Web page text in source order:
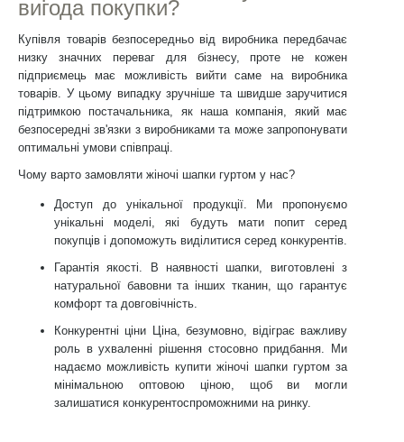
вигода покупки?
Купівля товарів безпосередньо від виробника передбачає
низку значних переваг для бізнесу, проте не кожен
підприємець має можливість вийти саме на виробника
товарів. У цьому випадку зручніше та швидше заручитися
підтримкою постачальника, як наша компанія, який має
безпосередні зв'язки з виробниками та може запропонувати
оптимальні умови співпраці.
Чому варто замовляти жіночі шапки гуртом у нас?
Доступ до унікальної продукції. Ми пропонуємо
унікальні моделі, які будуть мати попит серед
покупців і допоможуть виділитися серед конкурентів.
Гарантія якості. В наявності шапки, виготовлені з
натуральної бавовни та інших тканин, що гарантує
комфорт та довговічність.
Конкурентні ціни Ціна, безумовно, відіграє важливу
роль в ухваленні рішення стосовно придбання. Ми
надаємо можливість купити жіночі шапки гуртом за
мінімальною оптовою ціною, щоб ви могли
залишатися конкурентоспроможними на ринку.